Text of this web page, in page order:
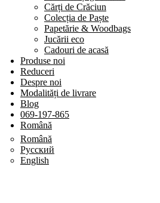
Cărți de Crăciun
Colecția de Paște
Papetărie & Woodbags
Jucării eco
Cadouri de acasă
Produse noi
Reduceri
Despre noi
Modalități de livrare
Blog
069-197-865
Română
Română
Русский
English